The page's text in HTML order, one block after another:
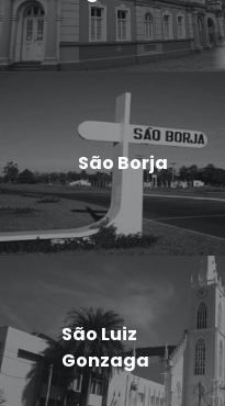
São Borja
São Luiz
Gonzaga